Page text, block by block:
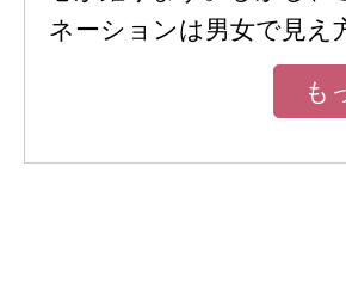
ネーションは男女で見え
も